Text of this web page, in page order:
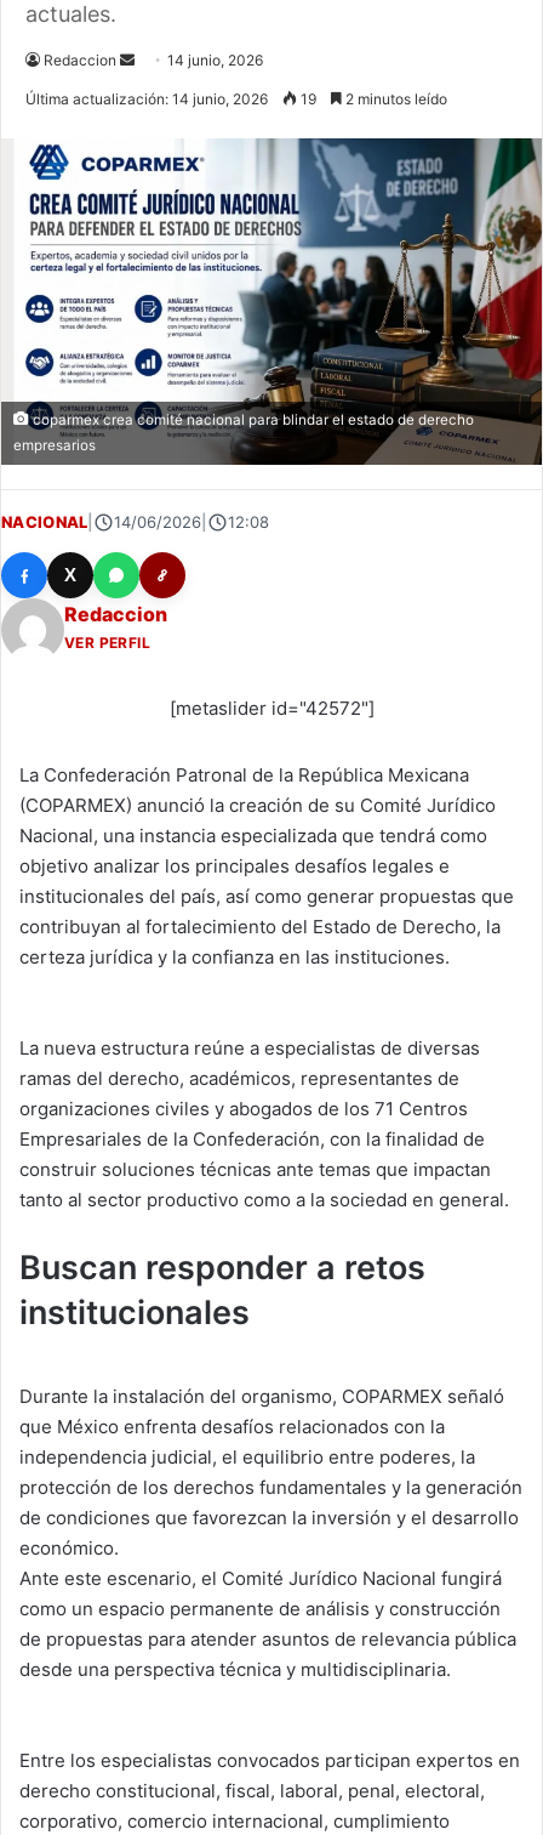
actuales.
Redaccion
Send14 junio, 2026
Última actualización: 14 junio, 2026 19 2 minutos leído
coparmex crea comité nacional para blindar el estado de derecho
empresarios
NACIONAL 14/06/2026 12:08
X
Redaccion
VER PERFIL
[metaslider id="42572"]
La Confederación Patronal de la República Mexicana
(COPARMEX) anunció la creación de su Comité Jurídico
Nacional, una instancia especializada que tendrá como
objetivo analizar los principales desafíos legales e
institucionales del país, así como generar propuestas que
contribuyan al fortalecimiento del Estado de Derecho, la
certeza jurídica y la confianza en las instituciones.
La nueva estructura reúne a especialistas de diversas
ramas del derecho, académicos, representantes de
organizaciones civiles y abogados de los 71 Centros
Empresariales de la Confederación, con la finalidad de
construir soluciones técnicas ante temas que impactan
tanto al sector productivo como a la sociedad en general.
Buscan responder a retos
institucionales
Durante la instalación del organismo, COPARMEX señaló
que México enfrenta desafíos relacionados con la
independencia judicial, el equilibrio entre poderes, la
protección de los derechos fundamentales y la generación
de condiciones que favorezcan la inversión y el desarrollo
económico.
Ante este escenario, el Comité Jurídico Nacional fungirá
como un espacio permanente de análisis y construcción
de propuestas para atender asuntos de relevancia pública
desde una perspectiva técnica y multidisciplinaria.
Entre los especialistas convocados participan expertos en
derecho constitucional, fiscal, laboral, penal, electoral,
corporativo, comercio internacional, cumplimiento